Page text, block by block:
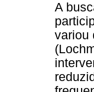
A
variou